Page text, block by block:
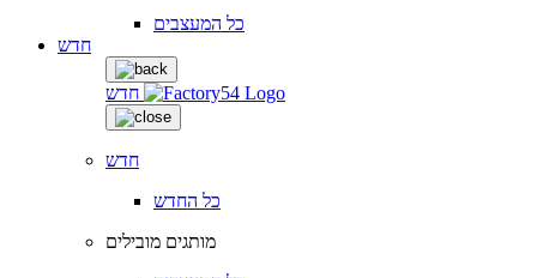
כל המעצבים
חדש
חדש
חדש
כל החדש
מותגים מובילים